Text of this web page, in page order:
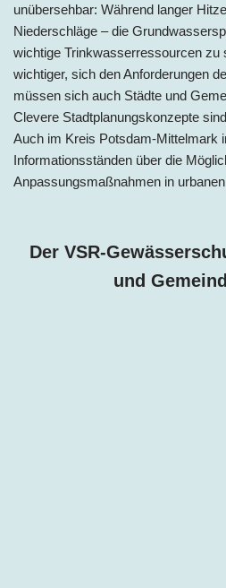
unübersehbar: Während langer
Niederschläge – die
wichtige Trinkwasserressourcen zu
wichtiger, sich den Anforderungen
müssen sich auch Städte und
Clevere Stadtplanungskonzepte
Auch im Kreis Potsdam-Mittelmark
Informationsständen über die
Anpassungsmaßnahmen in
Der VSR-
und